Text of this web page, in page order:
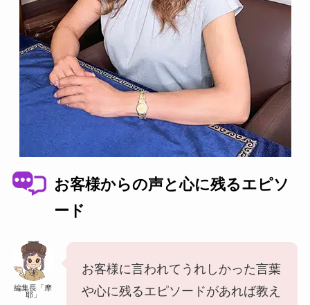
お客様からの声と心に残るエピソ
ード
編集長「摩
耶」
お客様に言われてうれしかった言葉
や心に残るエピソードがあれば教え